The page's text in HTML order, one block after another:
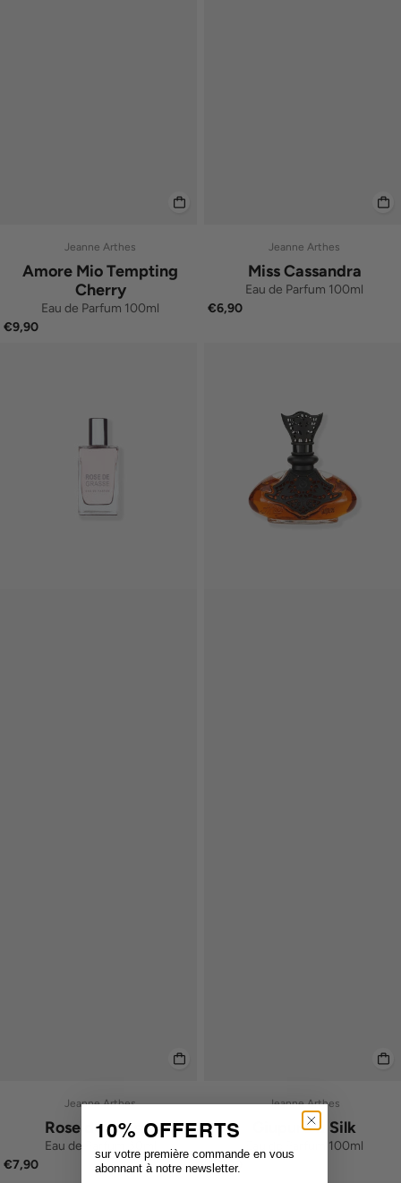
Jeanne Arthes
Amore Mio Tempting
Cherry
Eau de Parfum 100ml
€9,90
Jeanne Arthes
Miss Cassandra
Eau de Parfum 100ml
€6,90
Jeanne Arthes
Rose de Grasse
Eau de Parfum 30ml
€7,90
Jeanne Arthes
Giupure & Silk
Eau de Parfum 100ml
€9,90
10% OFFERTS
sur votre première commande en vous
abonnant à notre newsletter.